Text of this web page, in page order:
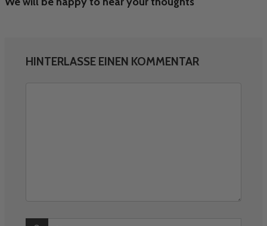
HINTERLASSE EINEN KOMMENTAR